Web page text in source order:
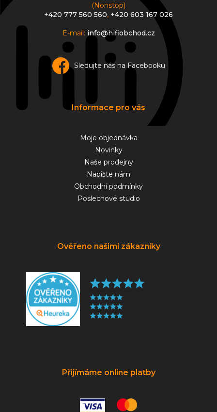
(Nonstop)
+420 777 560 560, +420 603 167 026
E-mail: info@hifiobchod.cz
Sledujte nás na Facebooku
Informace pro vás
Moje objednávka
Novinky
Naše prodejny
Napište nám
Obchodní podmínky
Poslechové studio
Ověřeno našimi zákazníky
Přijímáme online platby